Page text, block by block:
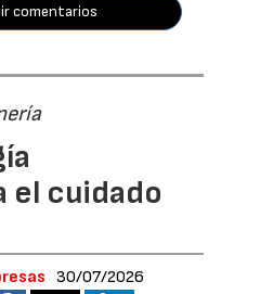
comentarios
el cuidado
30/07/2026